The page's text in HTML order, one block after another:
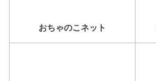
おちゃのこネット